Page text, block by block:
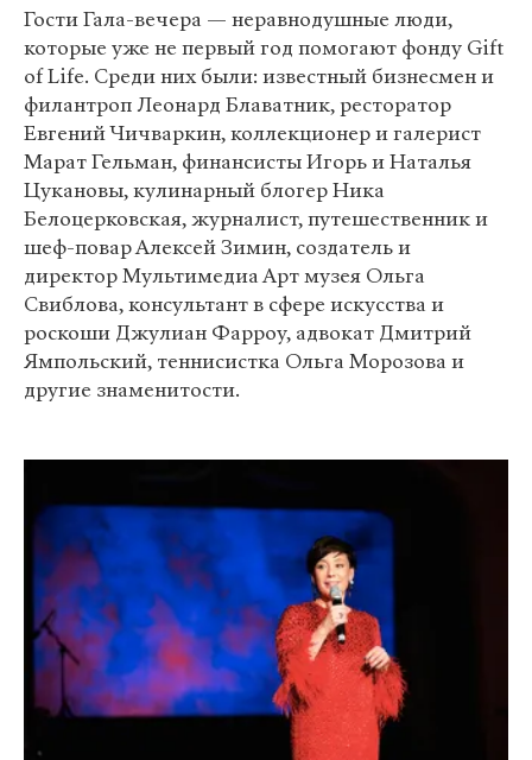
Гости Гала-вечера — неравнодушные люди,
которые уже не первый год помогают фонду Gift
of Life. Среди них были: известный бизнесмен и
филантроп Леонард Блаватник, ресторатор
Евгений Чичваркин, коллекционер и галерист
Марат Гельман, финансисты Игорь и Наталья
Цукановы, кулинарный блогер Ника
Белоцерковская, журналист, путешественник и
шеф-повар Алексей Зимин, создатель и
директор Мультимедиа Арт музея Ольга
Свиблова, консультант в сфере искусства и
роскоши Джулиан Фарроу, адвокат Дмитрий
Ямпольский, теннисистка Ольга Морозова и
другие знаменитости.